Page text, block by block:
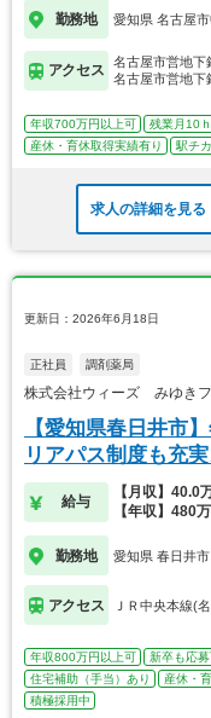
勤務地 愛知県 名古屋
アクセス
名古屋市営地下
名古屋市営地
年収700万円以上可 残業月10
産休・育休取得実績有り
駅チカ
求人の詳細を見る
更新日：2026年6月18日
正社員 調剤薬局
株式会社ウィーズ みゆき
【愛知県春日井市
リアパス制度も充
◎
給与
【月収】40.0
【年収】480
勤務地 愛知県 春日井市
アクセス ＪＲ中央本線(
年収800万円以上可 新卒も応
住宅補助（手当）あり
産休・
積極採用中